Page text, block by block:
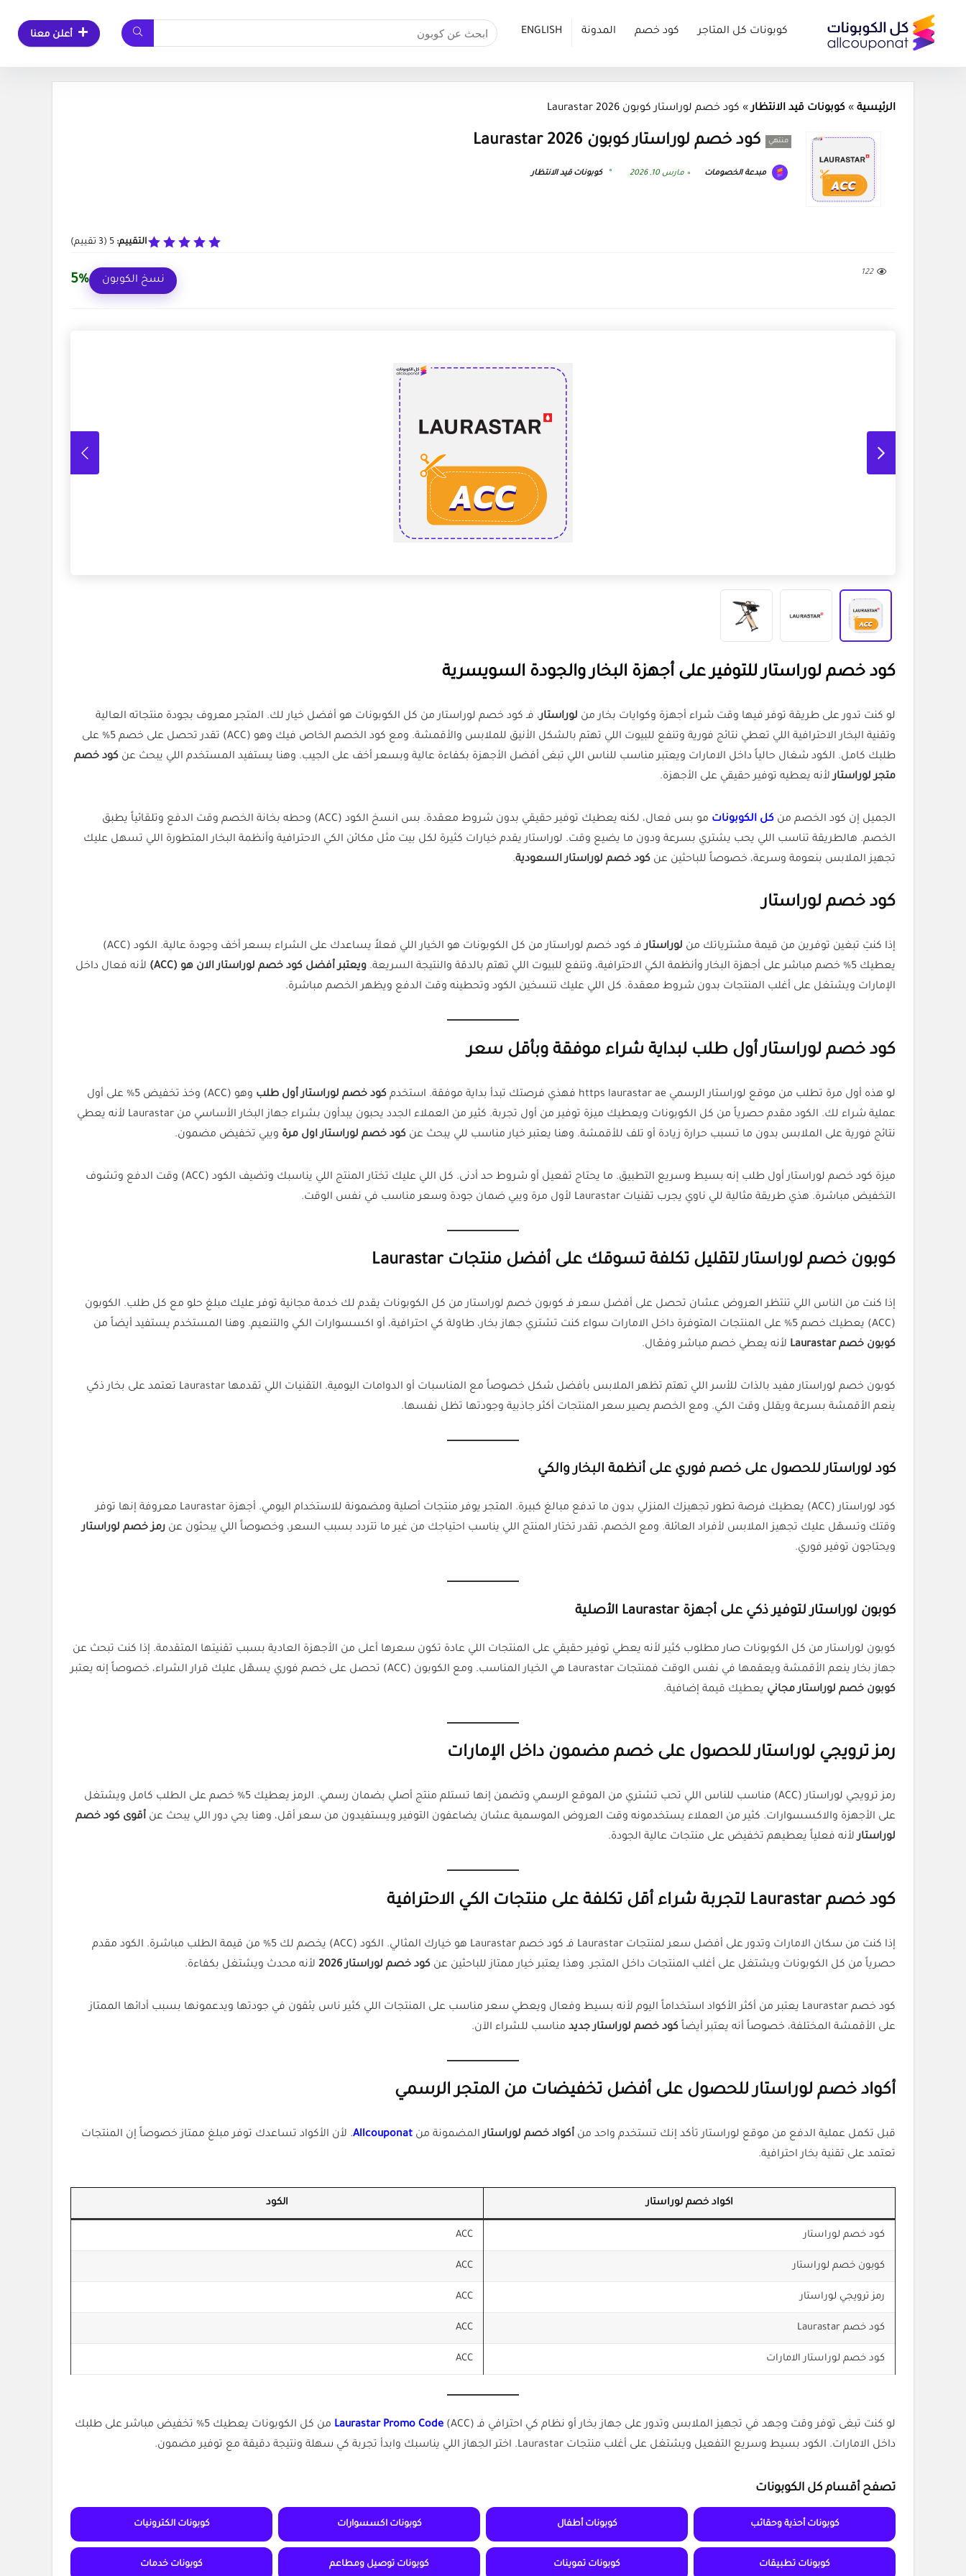
كوبونات كل المتاجر كود خصم المدونة ENGLISH أعلن معنا
الرئيسية » كوبونات قيد الانتظار» كود خصم لوراستار كوبون Laurastar 2026
منتهي كود خصم لوراستار كوبون Laurastar 2026
مبدعة الخصومات مارس 10, 2026 كوبونات قيد الانتظار
التقييم: 5
(
3 تقييم)
122
5% نسخ الكوبون
كود خصم لوراستار للتوفير على أجهزة البخار والجودة السويسرية
لو كنت تدور على طريقة توفر فيها وقت شراء أجهزة وكوايات بخار من لوراستار، فـ كود خصم لوراستار من كل الكوبونات هو أفضل خيار لك. المتجر معروف بجودة منتجاته العالية
وتقنية البخار الاحترافية اللي تعطي نتائج فورية وتنفع للبيوت اللي تهتم بالشكل الأنيق للملابس والأقمشة. ومع كود الخصم الخاص فيك وهو (ACC) تقدر تحصل على خصم 5% على
طلبك كامل. الكود شغال حالياً داخل الامارات ويعتبر مناسب للناس اللي تبغى أفضل الأجهزة بكفاءة عالية وبسعر أخف على الجيب. وهنا يستفيد المستخدم اللي يبحث عن كود خصم
متجر لوراستارلأنه يعطيه توفير حقيقي على الأجهزة.
الجميل إن كود الخصم من كل الكوبونات
مو بس فعال، لكنه يعطيك توفير حقيقي بدون شروط معقدة. بس انسخ الكود (ACC) وحطه بخانة الخصم وقت الدفع وتلقائياً يطبق
الخصم. هالطريقة تناسب اللي يحب يشتري بسرعة ودون ما يضيع وقت. لوراستار يقدم خيارات كثيرة لكل بيت مثل مكائن الكي الاحترافية وأنظمة البخار المتطورة اللي تسهل عليك
تجهيز الملابس بنعومة وسرعة، خصوصاً للباحثين عن كود خصم لوراستار السعودية.
كود خصم لوراستار
إذا كنتِ تبغين توفرين من قيمة مشترياتك من لوراستار
فـ كود خصم لوراستار من كل الكوبونات هو الخيار اللي فعلاً يساعدك على الشراء بسعر أخف وجودة عالية. الكود (ACC)
يعطيك 5% خصم مباشر على أجهزة البخار وأنظمة الكي الاحترافية، وتنفع للبيوت اللي تهتم بالدقة والنتيجة السريعة.
ويعتبر أفضل كود خصم لوراستار الان هو (ACC)
لأنه فعال داخل
الإمارات ويشتغل على أغلب المنتجات بدون شروط معقدة. كل اللي عليك تنسخين الكود وتحطينه وقت الدفع ويظهر الخصم مباشرة.
كود خصم لوراستار أول طلب لبداية شراء موفقة وبأقل سعر
لو هذه أول مرة تطلب من موقع لوراستار الرسمي https laurastar ae فهذي فرصتك تبدأ بداية موفقة. استخدم كود خصم لوراستار أول طلب
وهو (ACC) وخذ تخفيض 5% على أول
عملية شراء لك. الكود مقدم حصرياً من كل الكوبونات ويعطيك ميزة توفير من أول تجربة. كثير من العملاء الجدد يحبون يبدأون بشراء جهاز البخار الأساسي من Laurastar لأنه يعطي
نتائج فورية على الملابس بدون ما تسبب حرارة زيادة أو تلف للأقمشة. وهنا يعتبر خيار مناسب للي يبحث عن كود خصم لوراستار اول مرة ويبي تخفيض مضمون.
ميزة كود خصم لوراستار أول طلب إنه بسيط وسريع التطبيق. ما يحتاج تفعيل أو شروط حد أدنى. كل اللي عليك تختار المنتج اللي يناسبك وتضيف الكود (ACC) وقت الدفع وتشوف
التخفيض مباشرة. هذي طريقة مثالية للي ناوي يجرب تقنيات Laurastar لأول مرة ويبي ضمان جودة وسعر مناسب في نفس الوقت.
كوبون خصم لوراستار لتقليل تكلفة تسوقك على أفضل منتجات Laurastar
إذا كنت من الناس اللي تنتظر العروض عشان تحصل على أفضل سعر فـ كوبون خصم لوراستار من كل الكوبونات يقدم لك خدمة مجانية توفر عليك مبلغ حلو مع كل طلب. الكوبون
(ACC) يعطيك خصم 5% على المنتجات المتوفرة داخل الامارات سواء كنت تشتري جهاز بخار، طاولة كي احترافية، أو اكسسوارات الكي والتنعيم. وهنا المستخدم يستفيد أيضاً من
كوبون خصم Laurastar
لأنه يعطي خصم مباشر وفعّال.
كوبون خصم لوراستار مفيد بالذات للأسر اللي تهتم تظهر الملابس بأفضل شكل خصوصاً مع المناسبات أو الدوامات اليومية. التقنيات اللي تقدمها Laurastar تعتمد على بخار ذكي
ينعم الأقمشة بسرعة ويقلل وقت الكي. ومع الخصم يصير سعر المنتجات أكثر جاذبية وجودتها تظل نفسها.
كود لوراستار للحصول على خصم فوري على أنظمة البخار والكي
كود لوراستار (ACC) يعطيك فرصة تطور تجهيزك المنزلي بدون ما تدفع مبالغ كبيرة. المتجر يوفر منتجات أصلية ومضمونة للاستخدام اليومي. أجهزة Laurastar معروفة إنها توفر
وقتك وتسهّل عليك تجهيز الملابس لأفراد العائلة. ومع الخصم، تقدر تختار المنتج اللي يناسب احتياجك من غير ما تتردد بسبب السعر، وخصوصاً اللي يبحثون عن رمز خصم لوراستار
ويحتاجون توفير فوري.
كوبون لوراستار لتوفير ذكي على أجهزة Laurastar الأصلية
كوبون لوراستار من كل الكوبونات صار مطلوب كثير لأنه يعطي توفير حقيقي على المنتجات اللي عادة تكون سعرها أعلى من الأجهزة العادية بسبب تقنيتها المتقدمة. إذا كنت تبحث عن
جهاز بخار ينعم الأقمشة ويعقمها في نفس الوقت فمنتجات Laurastar هي الخيار المناسب. ومع الكوبون (ACC) تحصل على خصم فوري يسهّل عليك قرار الشراء، خصوصاً إنه يعتبر
كوبون خصم لوراستار مجاني يعطيك قيمة إضافية.
رمز ترويجي لوراستار للحصول على خصم مضمون داخل الإمارات
رمز ترويجي لوراستار (ACC) مناسب للناس اللي تحب تشتري من الموقع الرسمي وتضمن إنها تستلم منتج أصلي بضمان رسمي. الرمز يعطيك 5% خصم على الطلب كامل ويشتغل
على الأجهزة والاكسسوارات. كثير من العملاء يستخدمونه وقت العروض الموسمية عشان يضاعفون التوفير ويستفيدون من سعر أقل، وهنا يجي دور اللي يبحث عن أقوى كود خصم
لوراستارلأنه فعلياً يعطيهم تخفيض على منتجات عالية الجودة.
كود خصم Laurastar لتجربة شراء أقل تكلفة على منتجات الكي الاحترافية
إذا كنت من سكان الامارات وتدور على أفضل سعر لمنتجات Laurastar فـ كود خصم Laurastar هو خيارك المثالي. الكود (ACC) يخصم لك 5% من قيمة الطلب مباشرة. الكود مقدم
حصرياً من كل الكوبونات ويشتغل على أغلب المنتجات داخل المتجر. وهذا يعتبر خيار ممتاز للباحثين عن كود خصم لوراستار 2026 لأنه محدث ويشتغل بكفاءة.
كود خصم Laurastar يعتبر من أكثر الأكواد استخداماً اليوم لأنه بسيط وفعال ويعطي سعر مناسب على المنتجات اللي كثير ناس يثقون في جودتها ويدعمونها بسبب أدائها الممتاز
على الأقمشة المختلفة، خصوصاً أنه يعتبر أيضاً كود خصم لوراستار جديد مناسب للشراء الآن.
أكواد خصم لوراستار للحصول على أفضل تخفيضات من المتجر الرسمي
قبل تكمل عملية الدفع من موقع لوراستار تأكد إنك تستخدم واحد من أكواد خصم لوراستارالمضمونة من Allcouponat. لأن الأكواد تساعدك توفر مبلغ ممتاز خصوصاً إن المنتجات
تعتمد على تقنية بخار احترافية.
اكواد خصم لوراستار الكود
كود خصم لوراستار ACC
كوبون خصم لوراستار ACC
رمز ترويجي لوراستار ACC
كود خصم Laurastar ACC
كود خصم لوراستار الامارات ACC
لو كنت تبغى توفر وقت وجهد في تجهيز الملابس وتدور على جهاز بخار أو نظام كي احترافي فـ Laurastar Promo Code
(ACC) من كل الكوبونات يعطيك 5% تخفيض مباشر على طلبك
داخل الامارات. الكود بسيط وسريع التفعيل ويشتغل على أغلب منتجات Laurastar. اختر الجهاز اللي يناسبك وابدأ تجربة كي سهلة ونتيجة دقيقة مع توفير مضمون.
تصفح أقسام كل الكوبونات
كوبونات أحذية وحقائب كوبونات أطفال كوبونات اكسسوارات كوبونات الكترونيات
كوبونات تطبيقات كوبونات تموينات كوبونات توصيل ومطاعم كوبونات خدمات